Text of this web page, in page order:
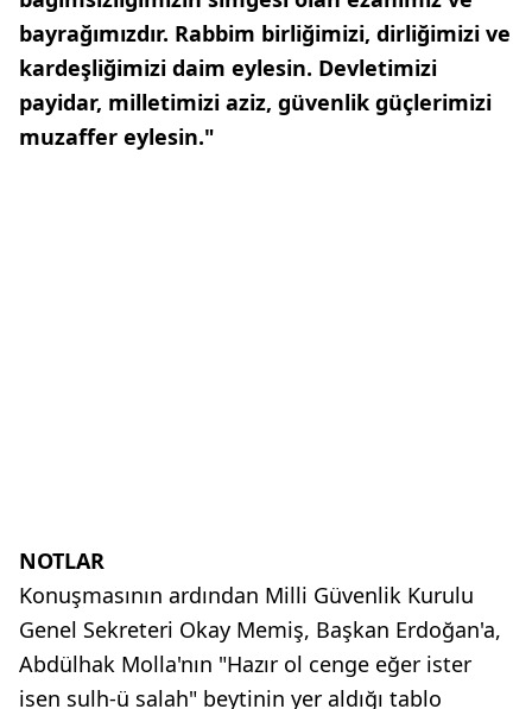
bayrağımızdır. Rabbim birliğimizi, dirliğimizi ve
kardeşliğimizi daim eylesin. Devletimizi
payidar, milletimizi aziz, güvenlik güçlerimizi
muzaffer eylesin."
NOTLAR
Konuşmasının ardından Milli Güvenlik Kurulu
Genel Sekreteri Okay Memiş, Başkan Erdoğan'a,
Abdülhak Molla'nın "Hazır ol cenge eğer ister
isen sulh-ü salah" beytinin yer aldığı tablo